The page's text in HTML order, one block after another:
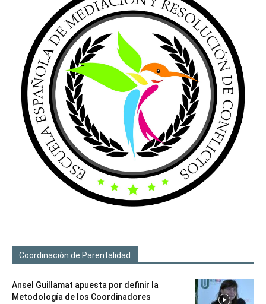
Coordinación de Parentalidad
Ansel Guillamat apuesta por definir la
Metodología de los Coordinadores